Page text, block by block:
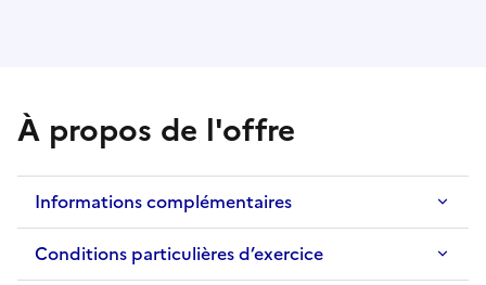
À propos de l'offre
Informations complémentaires
Conditions particulières d’exercice